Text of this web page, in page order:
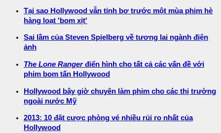
Tại sao Hollywood vẫn tỉnh bơ trước một mùa phim hè
hàng loạt 'bom xịt'
Sai lầm của Steven Spielberg về tương lai ngành điện
ảnh
The Lone Rangerđiển hình cho tất cả các vấn đề với
phim bom tấn Hollywood
Hollywood bây giờ chuyên làm phim cho các thị trường
ngoài nước Mỹ
2013: 10 đặt cược phòng vé nhiều rủi ro nhất của
Hollywood